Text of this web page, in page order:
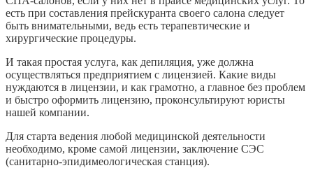
есть при составления прейскуранта своего салона следует
быть внимательными, ведь есть терапевтические и
хирургические процедуры.
И такая простая услуга, как депиляция, уже должна
осуществляться предприятием с лицензией. Какие виды
нуждаются в лицензии, и как грамотно, а главное без проблем
и быстро оформить лицензию, проконсультируют юристы
нашей компании.
Для старта ведения любой медицинской деятельности
необходимо, кроме самой лицензии, заключение СЭС
(санитарно-эпидимеологическая станция).